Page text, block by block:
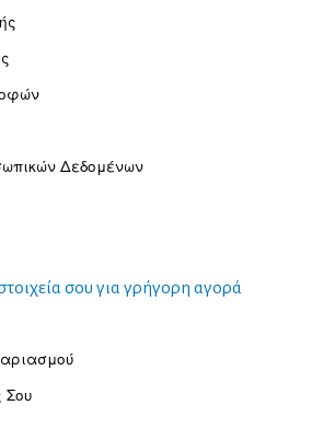
Δεδομένων
σου για γρήγορη αγορά
Σου